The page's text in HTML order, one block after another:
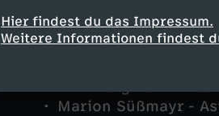
Hier findest du das Impressum.
Weitere Informationen findest
Felix Seitz - Gábor
Katharina Graf -
Marion Süßmayr -